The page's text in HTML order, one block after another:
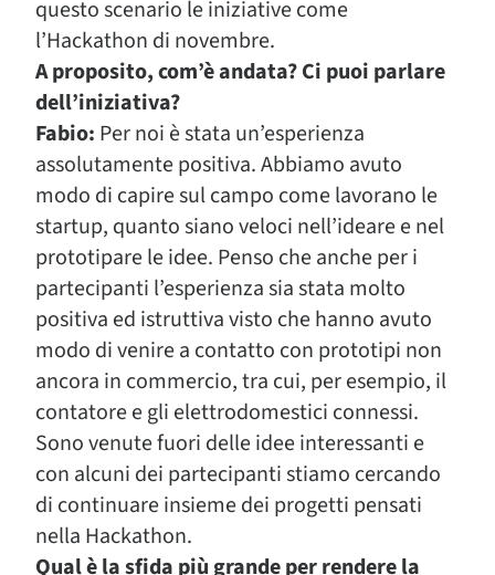
questo scenario le iniziative come
l’Hackathon di novembre.
A proposito, com’è andata? Ci puoi parlare
dell’iniziativa?
Fabio: Per noi è stata un’esperienza
assolutamente positiva. Abbiamo avuto
modo di capire sul campo come lavorano le
startup, quanto siano veloci nell’ideare e nel
prototipare le idee. Penso che anche per i
partecipanti l’esperienza sia stata molto
positiva ed istruttiva visto che hanno avuto
modo di venire a contatto con prototipi non
ancora in commercio, tra cui, per esempio, il
contatore e gli elettrodomestici connessi.
Sono venute fuori delle idee interessanti e
con alcuni dei partecipanti stiamo cercando
di continuare insieme dei progetti pensati
nella Hackathon.
Qual è la sfida più grande per rendere la